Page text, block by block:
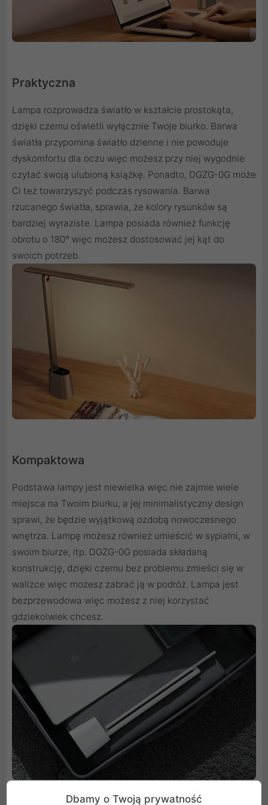
Praktyczna
Lampa rozprowadza światło w kształcie prostokąta,
dzięki czemu oświetli wyłącznie Twoje biurko. Barwa
światła przypomina światło dzienne i nie powoduje
dyskomfortu dla oczu więc możesz przy niej wygodnie
czytać swoją ulubioną książkę. Ponadto, DGZG-0G może
Ci też towarzyszyć podczas rysowania. Barwa
rzucanego światła, sprawia, że kolory rysunków są
bardziej wyraziste. Lampa posiada również funkcję
obrotu o 180° więc możesz dostosować jej kąt do
swoich potrzeb.
Kompaktowa
Podstawa lampy jest niewielka więc nie zajmie wiele
miejsca na Twoim biurku, a jej minimalistyczny design
sprawi, że będzie wyjątkową ozdobą nowoczesnego
wnętrza. Lampę możesz również umieścić w sypialni, w
swoim biurze, itp. DGZG-0G posiada składaną
konstrukcję, dzięki czemu bez problemu zmieści się w
walizce więc możesz zabrać ją w podróż. Lampa jest
bezprzewodowa więc możesz z niej korzystać
gdziekolwiek chcesz.
Dbamy o Twoją prywatność